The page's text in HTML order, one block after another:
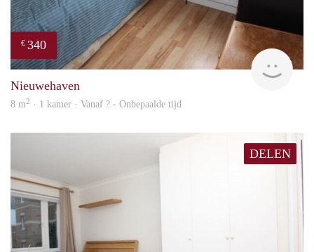
€ 340
Nieuwehaven
8 m2 · 1 kamer · Vanaf ? - Onbepaalde tijd
DELEN